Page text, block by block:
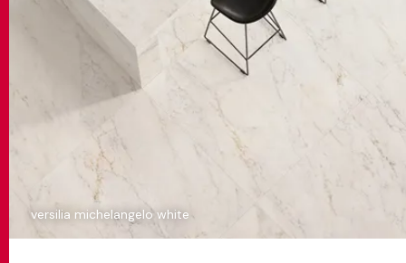
versilia michelangelo white